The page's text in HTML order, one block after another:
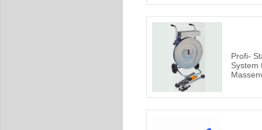
Profi-
System